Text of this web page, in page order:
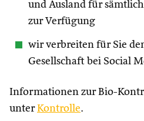
und Ausland für
zur Verfügung
wir verbreiten für Sie
Gesellschaft bei Social
Informationen zur Bio-
unterKontrolle.